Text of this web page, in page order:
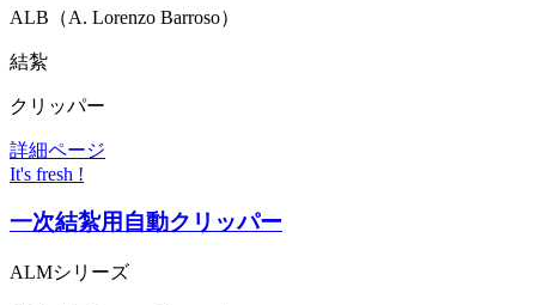
ALB（A. Lorenzo Barroso）
結紮
クリッパー
詳細ページ
It's fresh !
一次結紮用自動クリッパー
ALMシリーズ